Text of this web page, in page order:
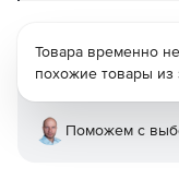
Товара временно
похожие товары из
Поможем с